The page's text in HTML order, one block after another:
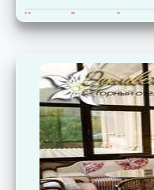
Комната: Стандарт 1
Свободно:3 мест.Цена:для